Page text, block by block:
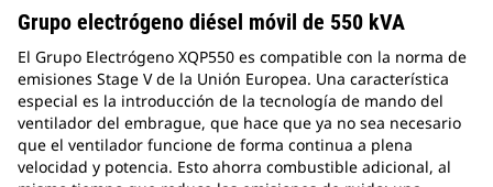
Grupo electrógeno diésel móvil de 550 kVA
El Grupo Electrógeno XQP550 es compatible con la norma de
emisiones Stage V de la Unión Europea. Una característica
especial es la introducción de la tecnología de mando del
ventilador del embrague, que hace que ya no sea necesario
que el ventilador funcione de forma continua a plena
velocidad y potencia. Esto ahorra combustible adicional, al